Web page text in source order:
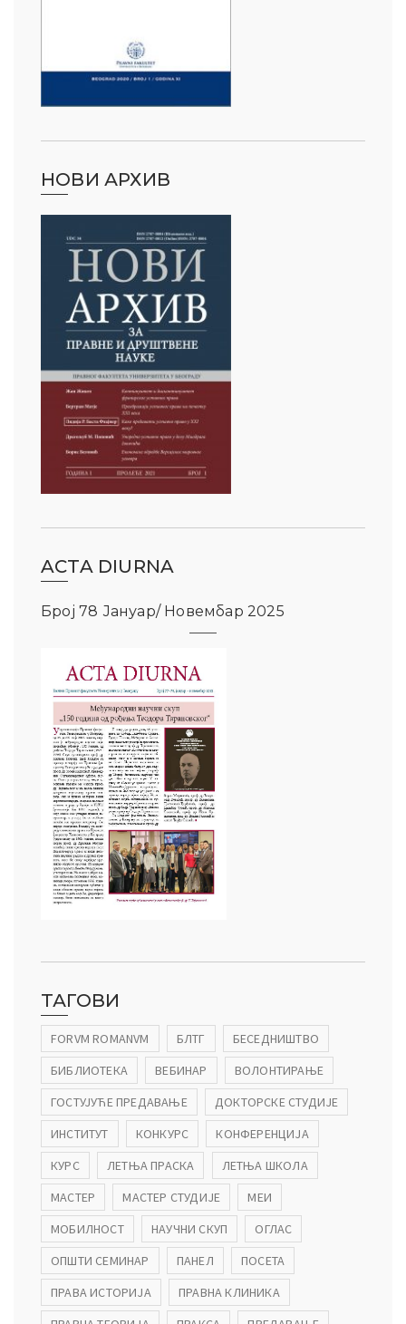
НОВИ АРХИВ
ACTA DIURNA
Број 78 Јануар/ Новембар 2025
ТАГОВИ
FORVM ROMANVM БЛТГ
БЕСЕДНИШТВО
БИБЛИОТЕКА
ВЕБИНАР
ВОЛОНТИРАЊЕ
ГОСТУЈУЋЕ ПРЕДАВАЊЕ
ДОКТОРСКЕ СТУДИЈЕ
ИНСТИТУТ
КОНКУРС
КОНФЕРЕНЦИЈА
КУРС
ЛЕТЊА ПРАСКА
ЛЕТЊА ШКОЛА
МАСТЕР
МАСТЕР СТУДИЈЕ
МЕИ
МОБИЛНОСТ
НАУЧНИ СКУП
ОГЛАС
ОПШТИ СЕМИНАР
ПАНЕЛ
ПОСЕТА
ПРАВА ИСТОРИЈА
ПРАВНА КЛИНИКА